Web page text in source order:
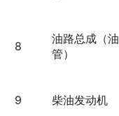
8
油路总成（油
管）
9 柴油发动机